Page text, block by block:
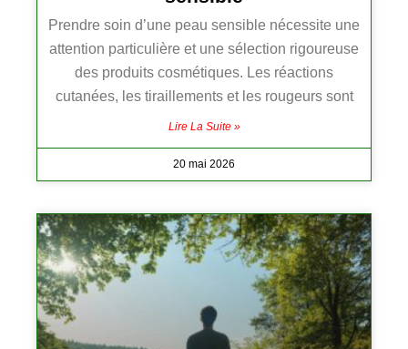
Prendre soin d’une peau sensible nécessite une
attention particulière et une sélection rigoureuse
des produits cosmétiques. Les réactions
cutanées, les tiraillements et les rougeurs sont
Lire La Suite »
20 mai 2026